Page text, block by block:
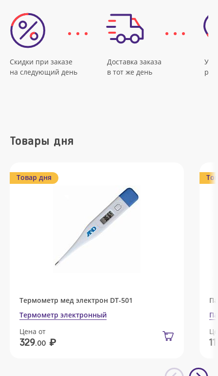
Скидки при заказе
на следующий день
Доставка заказа
в тот же день
Товары дня
Товар дня
Термометр мед электрон DT-501
Термометр электронный
Цена от
329.00 ₽ 11